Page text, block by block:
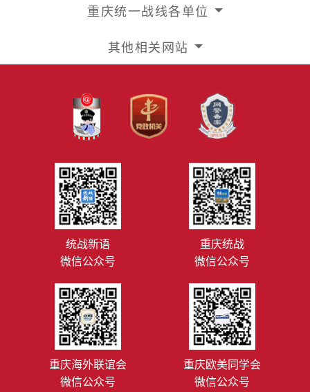
重庆统一战线各单位
其他相关网站
统战新语
微信公众号
重庆统战
微信公众号
重庆海外联谊会
微信公众号
重庆欧美同学会
微信公众号